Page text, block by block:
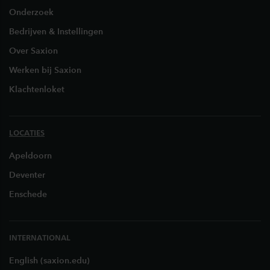
Onderzoek
Bedrijven & Instellingen
Over Saxion
Werken bij Saxion
Klachtenloket
LOCATIES
Apeldoorn
Deventer
Enschede
INTERNATIONAL
English (saxion.edu)